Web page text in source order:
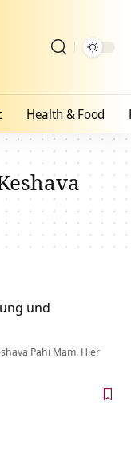
Health & Food
und
Pahi Mam. Hier